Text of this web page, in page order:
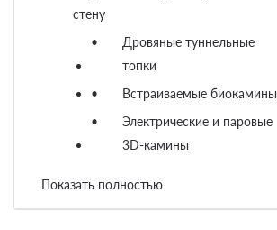
стену
Дровяные туннельные
топки
Встраиваемые биокамины
Электрические и паровые
3D-камины
Показать полностью